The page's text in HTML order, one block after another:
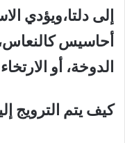
إلى دلتا،ويؤدي
أحاسيس
الدوخة، أو
كيف يتم الترويج